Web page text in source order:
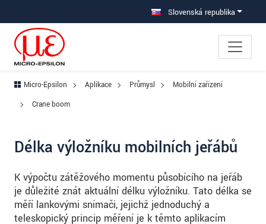
Prejdite priamo na hlavnú navigáciu Slovenská republika
Micro-Epsilon Aplikace Průmysl
Mobilní zařízení
Crane boom
Délka výložníku mobilních jeřábů
K výpočtu zátěžového momentu působícího na jeřáb
je důležité znát aktuální délku výložníku. Tato délka se
měří lankovými snímači, jejichž jednoduchý a
teleskopický princip měření je k těmto aplikacím